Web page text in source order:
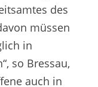
des
müssen
in
so Bressau,
auch in